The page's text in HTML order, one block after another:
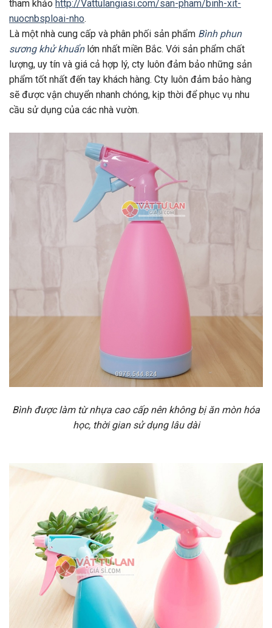
tham khảo http://Vattulangiasi.com/san-pham/binh-xit-
nuocnbsploai-nho.
Là một nhà cung cấp và phân phối sản phẩm Bình phun
sương khử khuẩnlớn nhất miền Bắc. Với sản phẩm chất
lượng, uy tín và giá cả hợp lý, cty luôn đảm bảo những sản
phẩm tốt nhất đến tay khách hàng. Cty luôn đảm bảo hàng
sẽ được vận chuyển nhanh chóng, kịp thời để phục vụ nhu
cầu sử dụng của các nhà vườn.
Bình được làm từ nhựa cao cấp nên không bị ăn mòn hóa
học, thời gian sử dụng lâu dài